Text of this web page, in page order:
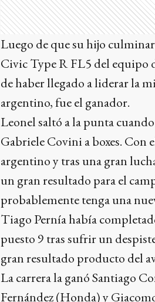
Luego de que su hijo
Civic Type R FL5 del equipo
de haber llegado a liderar la
argentino, fue el ganador.
Leonel saltó a la punta
Gabriele Covini a boxes. Con
argentino y tras una gran
un gran resultado para el
probablemente tenga una
Tiago Pernía había
puesto 9 tras sufrir un
gran resultado producto del
La carrera la ganó Santiago
Fernández (Honda) y